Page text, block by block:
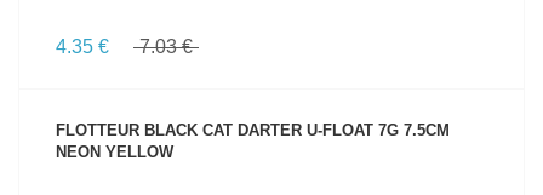
4.35 € 7.03 €
FLOTTEUR BLACK CAT DARTER U-FLOAT 7G 7.5CM
NEON YELLOW